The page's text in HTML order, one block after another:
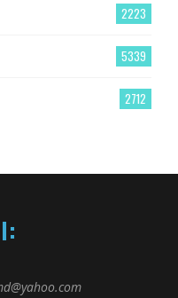
2223
5339
2712